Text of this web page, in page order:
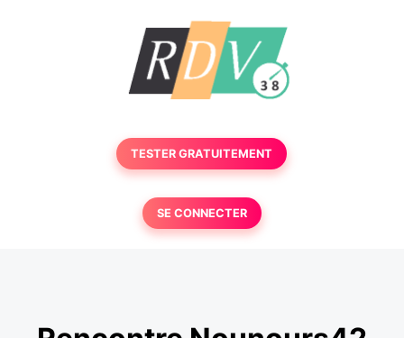
TESTER GRATUITEMENT
SE CONNECTER